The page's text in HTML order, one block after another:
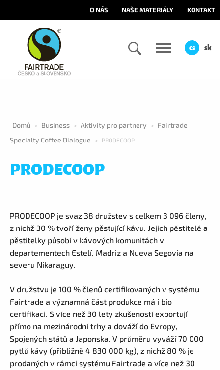
O NÁS NAŠE MATERIÁLY KONTAKT
cs sk
Domů > Business > Aktivity pro partnery >
Fairtrade
Specialty Coffee Dialogue
> PRODECOOP
PRODECOOP
PRODECOOP je svaz 38 družstev s celkem 3 096 členy,
z nichž 30 % tvoří ženy pěstující kávu. Jejich pěstitelé a
pěstitelky působí v kávových komunitách v
departementech Estelí, Madriz a Nueva Segovia na
severu Nikaraguy.
V družstvu je 100 % členů certifikovaných v systému
Fairtrade a významná část produkce má i bio
certifikaci. S více než 30 lety zkušeností exportují
přímo na mezinárodní trhy a dováží do Evropy,
Spojených států a Japonska. V průměru vyváží 70 000
pytlů kávy (přibližně 4 830 000 kg), z nichž 80 % je
prodaných v rámci systému Fairtrade a více než 30